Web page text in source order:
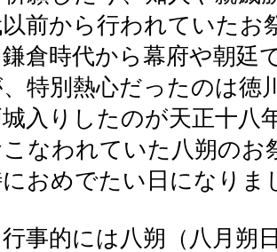
前から行われていたお
倉時代から幕府や朝廷
特別熱心だったのは徳
城入りしたのが天正十八
こなわれていた八朔の
おめでたい日になりま
事的には八朔（八月朔